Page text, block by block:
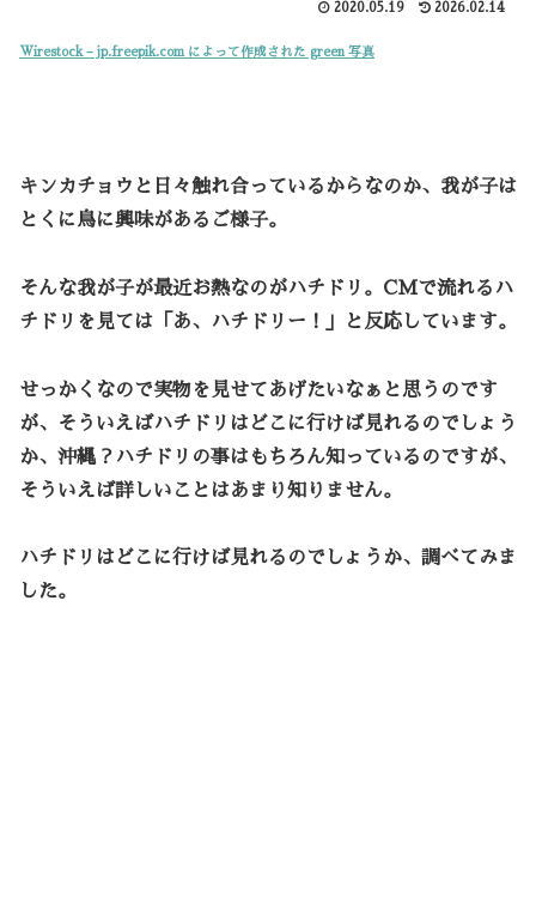
2020.05.19 2026.02.14
Wirestock – jp.freepik.com によって作成された green 写真
キンカチョウと日々触れ合っているからなのか、我が子は
とくに鳥に興味があるご様子。
そんな我が子が最近お熱なのがハチドリ。CMで流れるハ
チドリを見ては「あ、ハチドリー！」と反応しています。
せっかくなので実物を見せてあげたいなぁと思うのです
が、そういえばハチドリはどこに行けば見れるのでしょう
か、沖縄？ハチドリの事はもちろん知っているのですが、
そういえば詳しいことはあまり知りません。
ハチドリはどこに行けば見れるのでしょうか、調べてみま
した。